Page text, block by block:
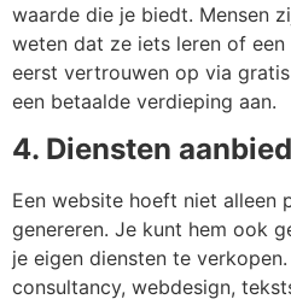
waarde die je biedt. Mensen
weten dat ze iets leren of
eerst vertrouwen op via
een betaalde verdieping aan.
4. Diensten
Een website hoeft niet alleen
genereren. Je kunt hem ook
je eigen diensten te
consultancy, webdesign,